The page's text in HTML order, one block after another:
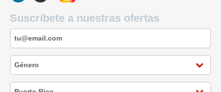
Suscríbete a nuestras ofertas